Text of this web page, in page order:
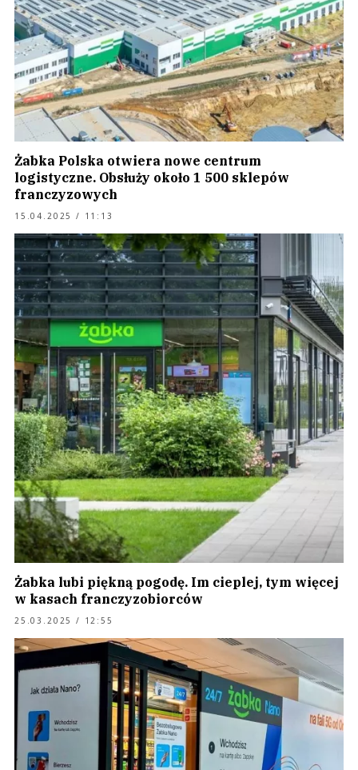
Żabka Polska otwiera nowe centrum
logistyczne. Obsłuży około 1 500 sklepów
franczyzowych
15.04.2025 / 11:13
Żabka lubi piękną pogodę. Im cieplej, tym więcej
w kasach franczyzobiorców
25.03.2025 / 12:55